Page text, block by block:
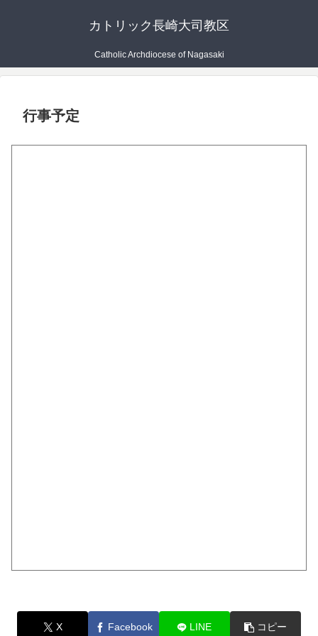
カトリック長崎大司教区
Catholic Archdiocese of Nagasaki
行事予定
X Facebook LINE コピー